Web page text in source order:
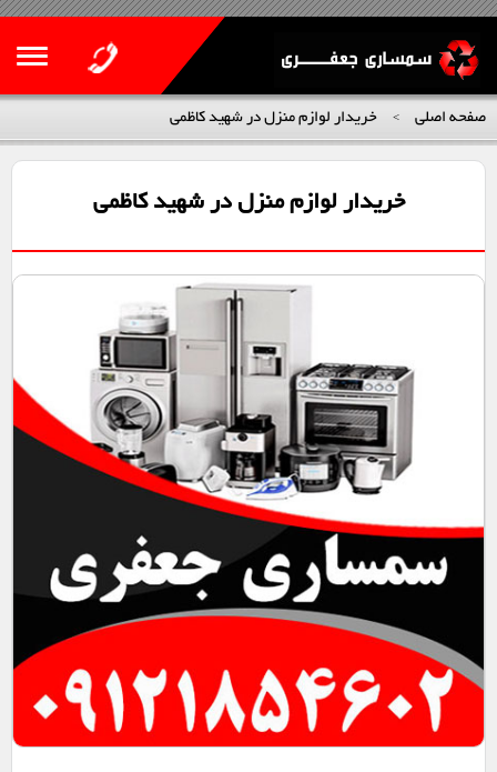
صفحه اصلی > خریدار لوازم منزل در شهید کاظمی
خریدار لوازم منزل در شهید کاظمی